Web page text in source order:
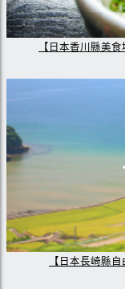
【日本香川縣美
【日本長崎縣